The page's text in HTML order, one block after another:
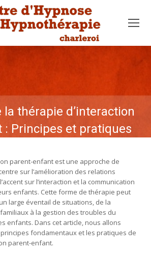
thérapie d’interaction
: Principes et pratiques
parent-enfant est une approche de
sur l’amélioration des relations
sur l’interaction et la communication
enfants. Cette forme de thérapie peut
large éventail de situations, de la
à la gestion des troubles du
enfants. Dans cet article, nous allons
fondamentaux et les pratiques de
parent-enfant.